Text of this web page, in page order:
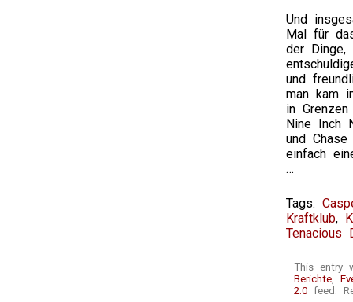
Und
Mal für
der Dinge,
und
man kam
in
Nine Inch
und
einfach
…
Tags:
Kraftklub,
Tenacious
This entry
Berichte,
2.0 feed.